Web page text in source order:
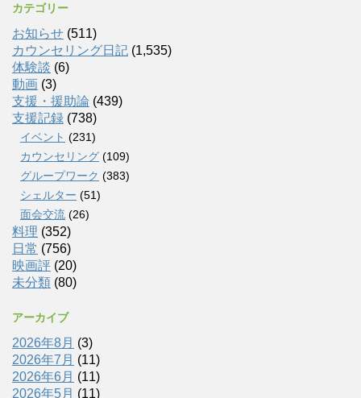
カテゴリー
お知らせ (511)
カウンセリング日記 (1,535)
体験談 (6)
動画 (3)
支援・援助論 (439)
支援記録 (738)
イベント (231)
カウンセリング (109)
グループワーク (383)
シェルター (51)
面会交流 (26)
料理 (352)
日常 (756)
映画評 (20)
未分類 (80)
アーカイブ
2026年8月 (3)
2026年7月 (11)
2026年6月 (11)
2026年5月 (11)